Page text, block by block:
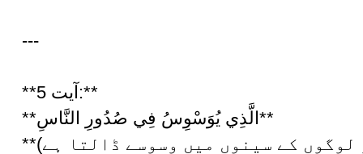
---
**آیت 5:**
**الَّذِي يُوَسْوِسُ فِي صُدُورِ النَّاسِ**